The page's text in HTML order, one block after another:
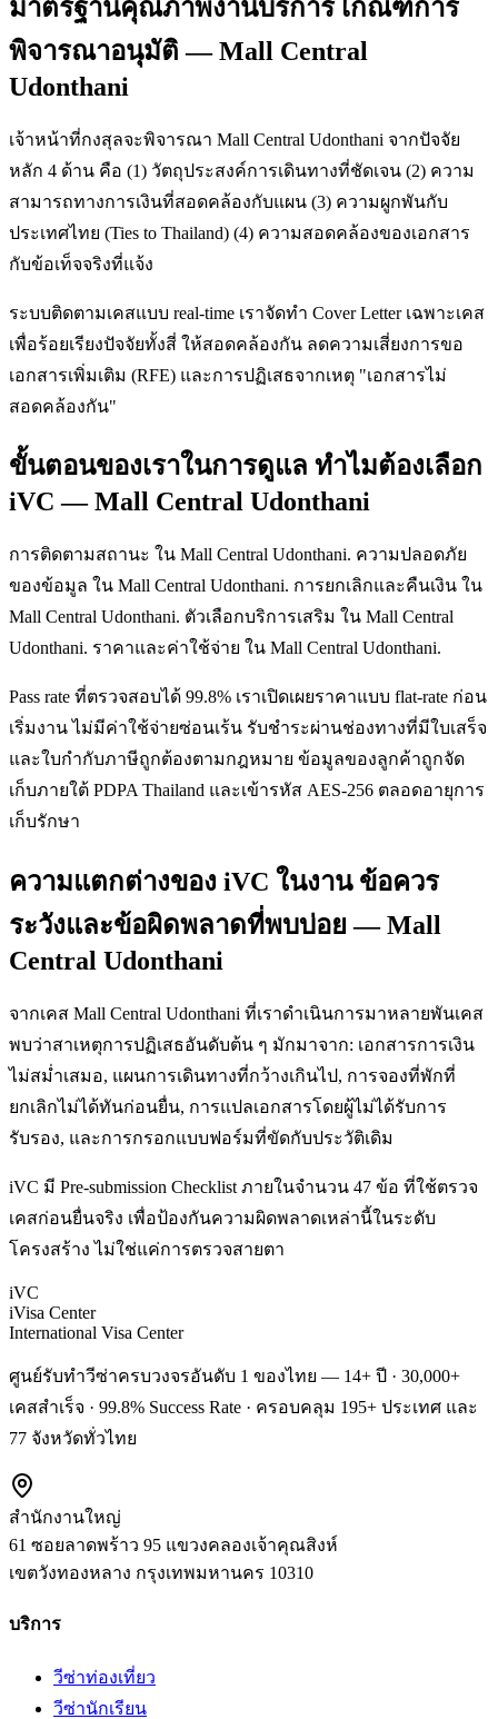
มาตรฐานคุณภาพงานบริการ เกณฑ์การ
พิจารณาอนุมัติ — Mall Central
Udonthani
เจ้าหน้าที่กงสุลจะพิจารณา Mall Central Udonthani จากปัจจัย
หลัก 4 ด้าน คือ (1) วัตถุประสงค์การเดินทางที่ชัดเจน (2) ความ
สามารถทางการเงินที่สอดคล้องกับแผน (3) ความผูกพันกับ
ประเทศไทย (Ties to Thailand) (4) ความสอดคล้องของเอกสาร
กับข้อเท็จจริงที่แจ้ง
ระบบติดตามเคสแบบ real-time เราจัดทำ Cover Letter เฉพาะเคส
เพื่อร้อยเรียงปัจจัยทั้งสี่ ให้สอดคล้องกัน ลดความเสี่ยงการขอ
เอกสารเพิ่มเติม (RFE) และการปฏิเสธจากเหตุ "เอกสารไม่
สอดคล้องกัน"
ขั้นตอนของเราในการดูแล ทำไมต้องเลือก
iVC — Mall Central Udonthani
การติดตามสถานะ ใน Mall Central Udonthani. ความปลอดภัย
ของข้อมูล ใน Mall Central Udonthani. การยกเลิกและคืนเงิน ใน
Mall Central Udonthani. ตัวเลือกบริการเสริม ใน Mall Central
Udonthani. ราคาและค่าใช้จ่าย ใน Mall Central Udonthani.
Pass rate ที่ตรวจสอบได้ 99.8% เราเปิดเผยราคาแบบ flat-rate ก่อน
เริ่มงาน ไม่มีค่าใช้จ่ายซ่อนเร้น รับชำระผ่านช่องทางที่มีใบเสร็จ
และใบกำกับภาษีถูกต้องตามกฎหมาย ข้อมูลของลูกค้าถูกจัด
เก็บภายใต้ PDPA Thailand และเข้ารหัส AES-256 ตลอดอายุการ
เก็บรักษา
ความแตกต่างของ iVC ในงาน ข้อควร
ระวังและข้อผิดพลาดที่พบบ่อย — Mall
Central Udonthani
จากเคส Mall Central Udonthani ที่เราดำเนินการมาหลายพันเคส
พบว่าสาเหตุการปฏิเสธอันดับต้น ๆ มักมาจาก: เอกสารการเงิน
ไม่สม่ำเสมอ, แผนการเดินทางที่กว้างเกินไป, การจองที่พักที่
ยกเลิกไม่ได้ทันก่อนยื่น, การแปลเอกสารโดยผู้ไม่ได้รับการ
รับรอง, และการกรอกแบบฟอร์มที่ขัดกับประวัติเดิม
iVC มี Pre-submission Checklist ภายในจำนวน 47 ข้อ ที่ใช้ตรวจ
เคสก่อนยื่นจริง เพื่อป้องกันความผิดพลาดเหล่านี้ในระดับ
โครงสร้าง ไม่ใช่แค่การตรวจสายตา
iVC
iVisa Center
International Visa Center
ศูนย์รับทำวีซ่าครบวงจรอันดับ 1 ของไทย — 14+ ปี · 30,000+
เคสสำเร็จ · 99.8% Success Rate · ครอบคลุม 195+ ประเทศ และ
77 จังหวัดทั่วไทย
สำนักงานใหญ่
61 ซอยลาดพร้าว 95 แขวงคลองเจ้าคุณสิงห์
เขตวังทองหลาง กรุงเทพมหานคร 10310
บริการ
วีซ่าท่องเที่ยว
วีซ่านักเรียน